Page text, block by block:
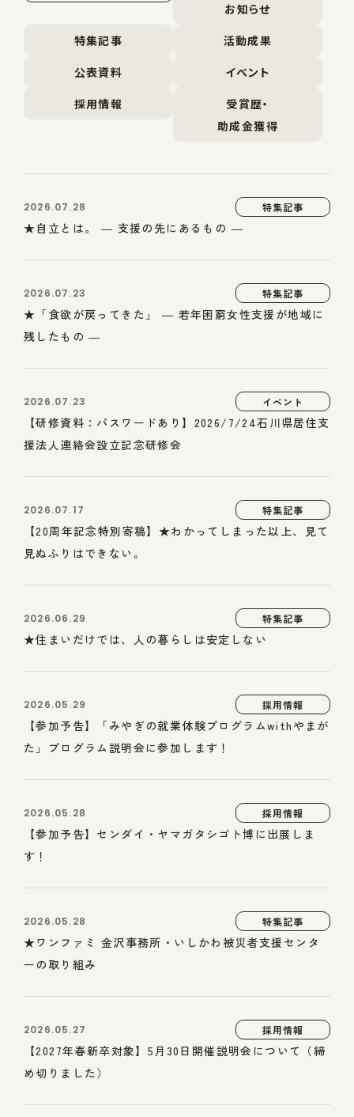
お知らせ
特集記事
活動成果
公表資料
イベント
採用情報
受賞歴・
助成金獲得
2026.07.28 特集記事
★自立とは。 ― 支援の先にあるもの ―
2026.07.23 特集記事
★「食欲が戻ってきた」 ― 若年困窮女性支援が地域に
残したもの ―
2026.07.23 イベント
【研修資料：パスワードあり】2026/7/24石川県居住支
援法人連絡会設立記念研修会
2026.07.17 特集記事
【20周年記念特別寄稿】★わかってしまった以上、見て
見ぬふりはできない。
2026.06.29 特集記事
★住まいだけでは、人の暮らしは安定しない
2026.05.29 採用情報
【参加予告】「みやぎの就業体験プログラムwithやまが
た」プログラム説明会に参加します！
2026.05.28 採用情報
【参加予告】センダイ・ヤマガタシゴト博に出展しま
す！
2026.05.28 特集記事
★ワンファミ 金沢事務所・いしかわ被災者支援センタ
ーの取り組み
2026.05.27 採用情報
【2027年春新卒対象】5月30日開催説明会について（締
め切りました）